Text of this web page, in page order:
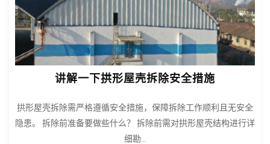
讲解一下拱形屋壳拆除安全措施
拱形屋壳拆除需严格遵循安全措施，保障拆除工作顺利且无安全
隐患。 拆除前准备要做些什么？ 拆除前需对拱形屋壳结构进行详
细勘...